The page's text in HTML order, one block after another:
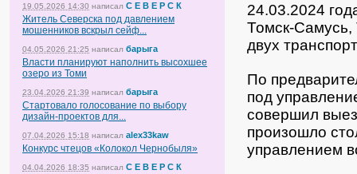
19.05.2026 14:30 написал С Е В Е Р С К
Житель Северска под давлением
мошенников вскрыл сейф...
04.05.2026 21:25 написал барыга
Власти планируют наполнить высохшее
озеро из Томи
23.04.2026 21:39 написал барыга
Стартовало голосование по выбору
дизайн-проектов для...
07.04.2026 15:18 написал alex33kaw
Конкурс чтецов «Колокол Чернобыля»
04.04.2026 18:35 написал С Е В Е Р С К
24.03.2024
Томск-Самусь,
двух
По
под
совершил
произошло
управлением